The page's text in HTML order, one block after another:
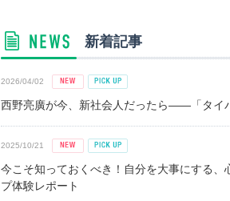
新着記事
2026/04/02
西野亮廣が今、新社会人だったら――「タイ
2025/10/21
今こそ知っておくべき！自分を大事にする
プ体験レポート